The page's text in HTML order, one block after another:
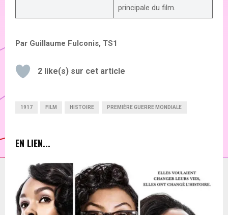
principale du film.
Par Guillaume Fulconis, TS1
2 like(s) sur cet article
1917 FILM HISTOIRE PREMIÈRE GUERRE MONDIALE
EN LIEN...